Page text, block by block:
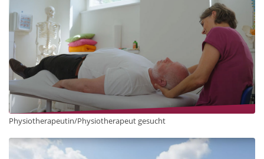
Physiotherapeutin/Physiotherapeut gesucht